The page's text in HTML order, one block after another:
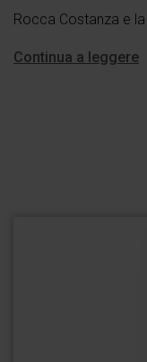
Rocca Costanza e
Continua a leggere